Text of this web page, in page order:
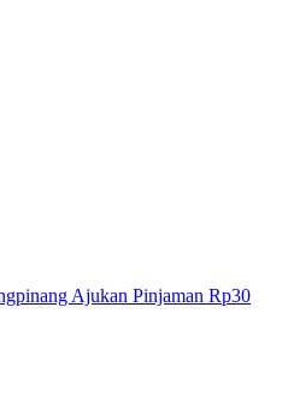
Ajukan Pinjaman Rp30